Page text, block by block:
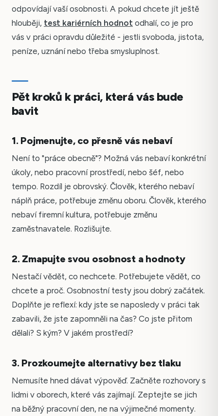
odpovídají vaší osobnosti. A pokud chcete jít ještě
hlouběji, test kariérních hodnot odhalí, co je pro
vás v práci opravdu důležité - jestli svoboda, jistota,
peníze, uznání nebo třeba smysluplnost.
Pět kroků k práci, která vás bude
bavit
1. Pojmenujte, co přesně vás nebaví
Není to "práce obecně"? Možná vás nebaví konkrétní
úkoly, nebo pracovní prostředí, nebo šéf, nebo
tempo. Rozdíl je obrovský. Člověk, kterého nebaví
náplň práce, potřebuje změnu oboru. Člověk, kterého
nebaví firemní kultura, potřebuje změnu
zaměstnavatele. Rozlišujte.
2. Zmapujte svou osobnost a hodnoty
Nestačí vědět, co nechcete. Potřebujete vědět, co
chcete a proč. Osobnostní testy jsou dobrý začátek.
Doplňte je reflexí: kdy jste se naposledy v práci tak
zabavili, že jste zapomněli na čas? Co jste přitom
dělali? S kým? V jakém prostředí?
3. Prozkoumejte alternativy bez tlaku
Nemusíte hned dávat výpověď. Začněte rozhovory s
lidmi v oborech, které vás zajímají. Zeptejte se jich
na běžný pracovní den, ne na výjimečné momenty.